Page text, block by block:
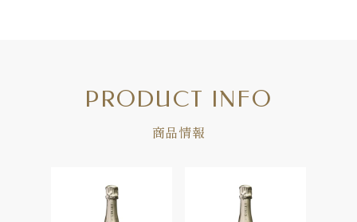
PRODUCT INFO
商品情報